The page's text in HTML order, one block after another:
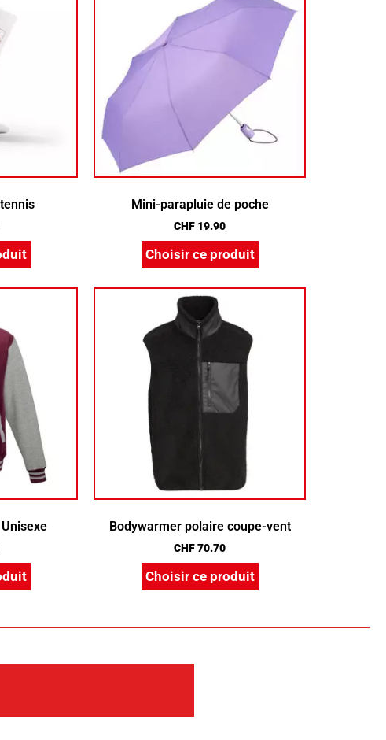
Mini-parapluie de poche
CHF 19.90
Choisir ce produit
Bodywarmer polaire coupe-vent
CHF70.70
Choisir ce produit